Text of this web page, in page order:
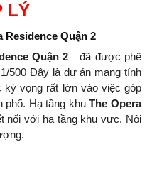
LÝ
Residence Quận 2
Quận 2
đã được phê
500 Đây là dự án mang tính
vọng rất lớn vào việc góp
phố. Hạ tầng khuThe Opera
nối với hạ tầng khu vực. Nội